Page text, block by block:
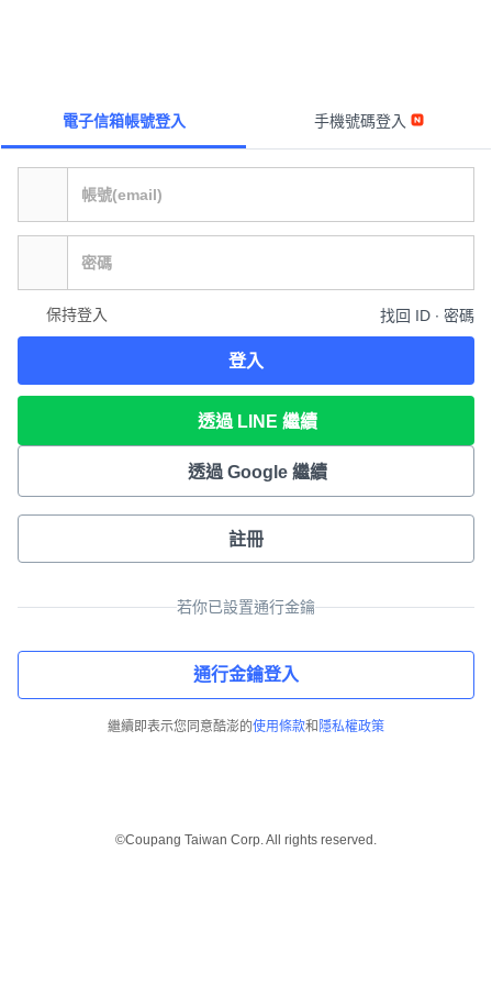
電子信箱帳號登入 手機號碼登入
保持登入 找回 ID ∙ 密碼
登入
透過 LINE 繼續
透過 Google 繼續
註冊
若你已設置通行金鑰
通行金鑰登入
繼續即表示您同意酷澎的使用條款和 隱私權政策
©Coupang Taiwan Corp. All rights reserved.